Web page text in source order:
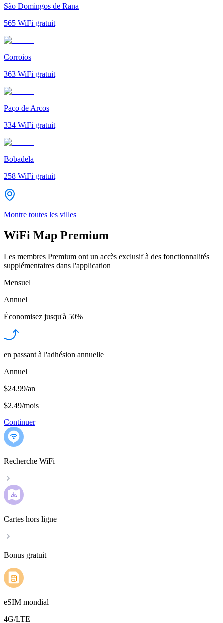
São Domingos de Rana
565 WiFi gratuit
Corroios
363 WiFi gratuit
Paço de Arcos
334 WiFi gratuit
Bobadela
258 WiFi gratuit
Montre toutes les villes
WiFi Map Premium
Les membres Premium ont un accès exclusif à des fonctionnalités
supplémentaires dans l'application
Mensuel
Annuel
Économisez jusqu'à 50%
en passant à l'adhésion annuelle
Annuel
$24.99/an
$2.49/mois
Continuer
Recherche WiFi
Cartes hors ligne
Bonus gratuit
eSIM mondial
4G/LTE